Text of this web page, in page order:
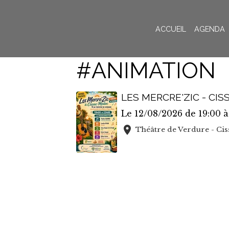
ACCUEIL AGENDA
#ANIMATION
LES MERCRE'ZIC -
Le 12/08/2026 de 19:00
Théâtre de Verdure -